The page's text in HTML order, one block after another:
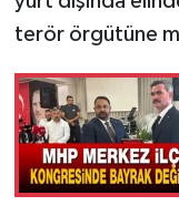
terör örgütüne